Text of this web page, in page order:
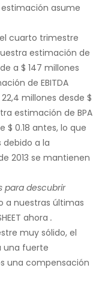
asume
cuarto trimestre
estimación de
a $ 147 millones
de EBITDA
millones desde $
estimación de BPA
$ 0.18 antes, lo que
a la
2013 se mantienen
para descubrir
a nuestras últimas
ahora .
muy sólido, el
una fuerte
una compensación